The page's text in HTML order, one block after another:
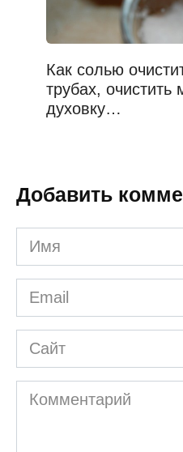
Как солью
трубах,
духовку…
Добавить
Имя
*
Email
*
Сайт
Комментарий